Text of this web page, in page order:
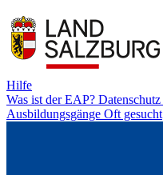
Hilfe
Was ist der EAP? Datenschutz
Ausbildungsgänge Oft gesucht